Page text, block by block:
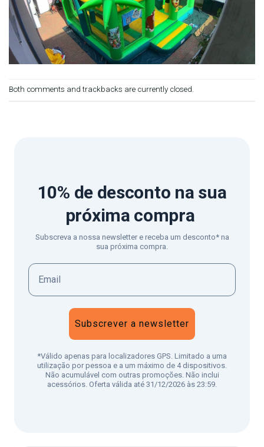
Both comments and trackbacks are currently closed.
10% de desconto na sua
próxima compra
Subscreva a nossa newsletter e receba um desconto* na
sua próxima compra.
Subscrever a newsletter
*Válido apenas para localizadores GPS. Limitado a uma
utilização por pessoa e a um máximo de 4 dispositivos.
Não acumulável com outras promoções. Não inclui
acessórios. Oferta válida até 31/12/2026 às 23:59.